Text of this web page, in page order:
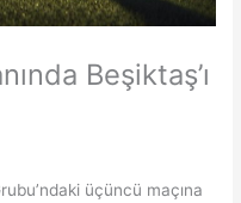
Beşiktaş’ı
üçüncü maçına